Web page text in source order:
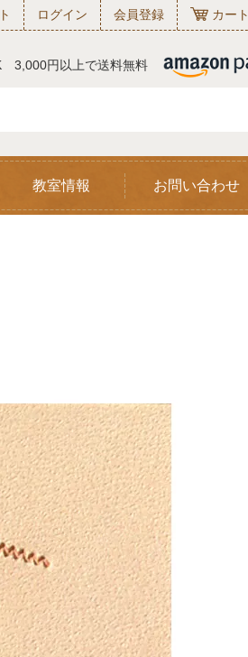
ログイン 会員登録 カート
3,000円以上で送料無料
教室情報 お問い合わせ